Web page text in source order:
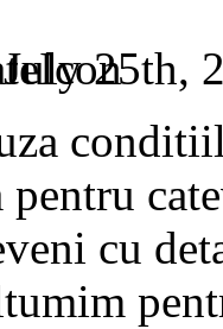
25th,
pentru
cu